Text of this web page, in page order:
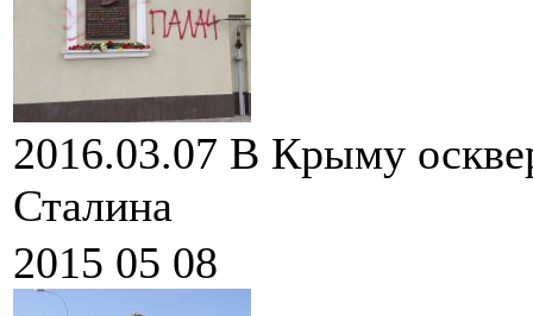
2016.03.07 В Крыму
Сталина
2015 05 08